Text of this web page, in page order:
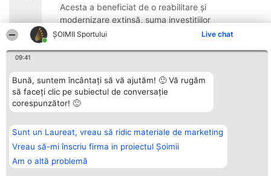
ȘOIMII Sportului Live chat
09:41
Bună, suntem încântați să vă ajutăm! 🙂 Vă rugăm
să faceți clic pe subiectul de conversație
corespunzător! 🙂
Sunt un Laureat, vreau să ridic materiale de marketing
Vreau să-mi înscriu firma in proiectul Șoimii
Am o altă problemă
Acesta a beneficiat de o reabilitare și
modernizare extinsă, suma investițiilor
depășind ...
8
Organizator Ranking
BRIGHT SOLUTIONS BR SRL
Sc. A Et. 4 Ap. 13 Cod 061952
București
CUI 36737675
tel: +40 770 990 492
Plebiscyt
Laureaților
Reguli
Politica de